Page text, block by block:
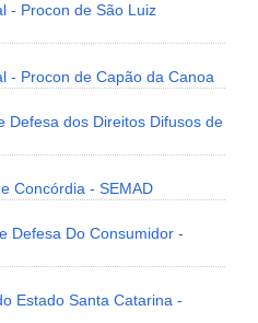
- Procon de São Luiz
- Procon de Capão da Canoa
Defesa dos Direitos Difusos de
Concórdia - SEMAD
Defesa Do Consumidor -
Estado Santa Catarina -